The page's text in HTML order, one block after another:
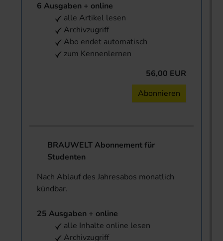
6 Ausgaben + online
alle Artikel lesen
Archivzugriff
Abo endet automatisch
zum Kennenlernen
56,00 EUR
Abonnieren
BRAUWELT Abonnement für
Studenten
Nach Ablauf des Jahresabos monatlich
kündbar.
25 Ausgaben + online
alle Inhalte online lesen
Archivzugriff